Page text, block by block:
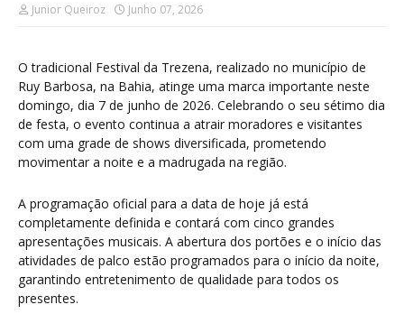
Junior Queiroz Junho 07, 2026
O tradicional Festival da Trezena, realizado no município de
Ruy Barbosa, na Bahia, atinge uma marca importante neste
domingo, dia 7 de junho de 2026. Celebrando o seu sétimo dia
de festa, o evento continua a atrair moradores e visitantes
com uma grade de shows diversificada, prometendo
movimentar a noite e a madrugada na região.
A programação oficial para a data de hoje já está
completamente definida e contará com cinco grandes
apresentações musicais. A abertura dos portões e o início das
atividades de palco estão programados para o início da noite,
garantindo entretenimento de qualidade para todos os
presentes.